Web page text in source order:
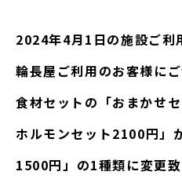
2024年4月1日の施設ご利
輪長屋ご利用のお客様に
食材セットの「おまかせ
ホルモンセット2100円」
1500円」 の1種類に変更致